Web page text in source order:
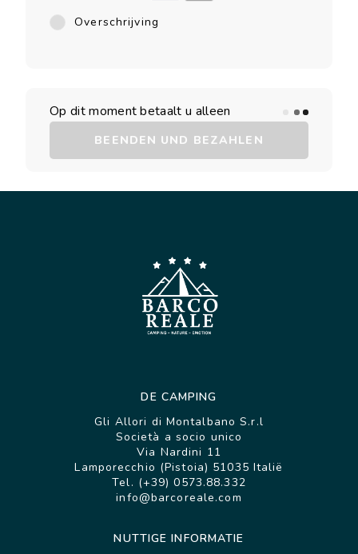
Overschrijving
Op dit moment betaalt u alleen
BEENDEN UND BEZAHLEN
DE CAMPING
Gli Allori di Montalbano S.r.l
Società a socio unico
Via Nardini 11
Lamporecchio (Pistoia) 51035 Italië
Tel. (+39) 0573.88.332
info@barcoreale.com
NUTTIGE INFORMATIE